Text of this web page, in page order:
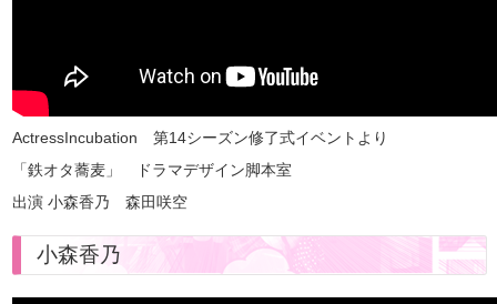
ActressIncubation 第14シーズン修了式イベントより
「鉄オタ蕎麦」
ドラマデザイン脚本室
出演 小森香乃 森田咲空
小森香乃